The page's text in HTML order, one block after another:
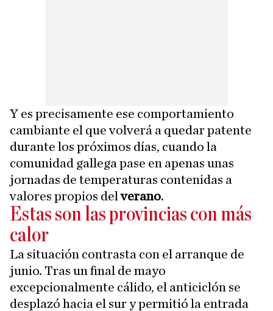
Y es precisamente ese comportamiento
cambiante el que volverá a quedar patente
durante los próximos días, cuando la
comunidad gallega pase en apenas unas
jornadas de temperaturas contenidas a
valores propios delverano.
Estas son las provincias con más
calor
La situación contrasta con el arranque de
junio. Tras un final de mayo
excepcionalmente cálido, el anticiclón se
desplazó hacia el sur y permitió la entrada